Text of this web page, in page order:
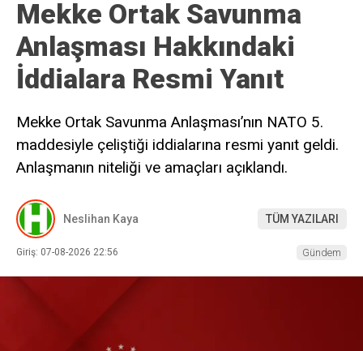
Mekke Ortak Savunma
Anlaşması Hakkındaki
İddialara Resmi Yanıt
Mekke Ortak Savunma Anlaşması’nın NATO 5.
maddesiyle çeliştiği iddialarına resmi yanıt geldi.
Anlaşmanın niteliği ve amaçları açıklandı.
Neslihan Kaya TÜM YAZILARI
Giriş: 07-08-2026 22:56 Gündem